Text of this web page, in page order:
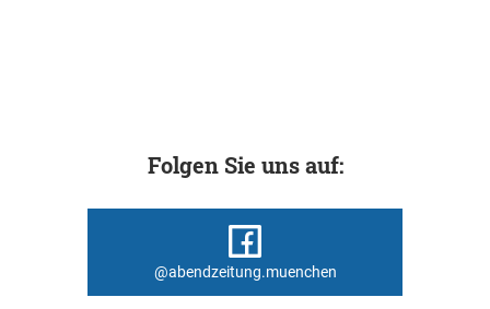
Folgen Sie uns auf:
@abendzeitung.muenchen